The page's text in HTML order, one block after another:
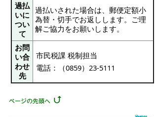
過払
いに
つい
て
過払いされた場合は、郵便定額小
為替・切手でお返しします。ご理
解ご協力をお願いします。
お問
い合
わせ
先
市民税課 税制担当
電話：（0859）23-5111